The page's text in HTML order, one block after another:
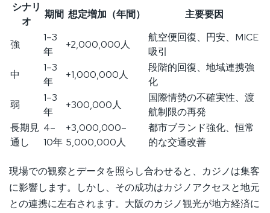
シナリ
オ
期間 想定増加（年間） 主要要因
強
1–3
年
+2,000,000人
航空便回復、円安、MICE
吸引
中
1–3
年
+1,000,000人
段階的回復、地域連携強
化
弱
1–3
年
+300,000人
国際情勢の不確実性、渡
航制限の再発
長期見
通し
4–
10年
+3,000,000–
5,000,000人
都市ブランド強化、恒常
的な交通改善
現場での観察とデータを照らし合わせると、カジノは集客
に影響します。しかし、その成功はカジノアクセスと地元
との連携に左右されます。大阪のカジノ観光が地方経済に